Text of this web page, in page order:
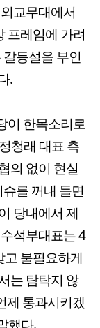
교무대에서
프레임에 가려
등설을 부인
.
이 한목소리로
청래 대표 측
의 없이 현실
를 꺼내 들면
당내에서 제
석부대표는 4
고 불필요하게
는 탐탁지 않
제 통과시키겠